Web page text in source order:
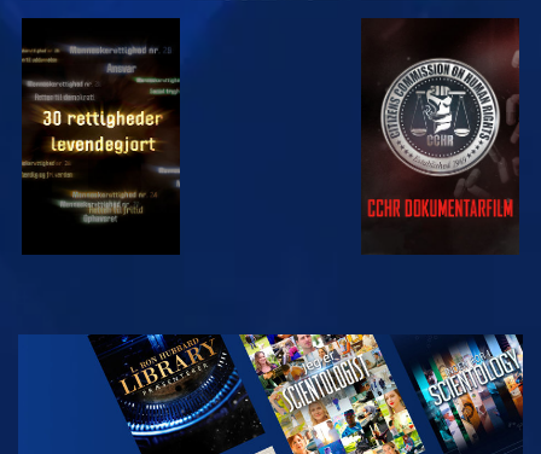
SE SE
SE
UDFORSK
SERIEN